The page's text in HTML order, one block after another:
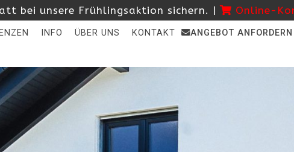
bei unsere Frühlingsaktion sichern. | Online-
INFO ÜBER UNS KONTAKT ANGEBOT ANFORDERN